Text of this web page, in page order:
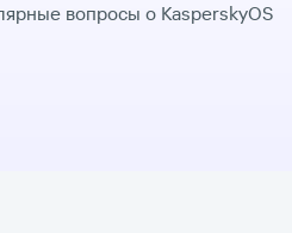
вопросы о KasperskyOS